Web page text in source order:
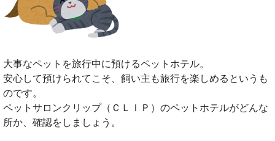
大事なペットを旅行中に預けるペットホテル。
安心して預けられてこそ、飼い主も旅行を楽しめるというも
のです。
ペットサロンクリップ（ＣＬＩＰ）のペットホテルがどんな
所か、確認をしましょう。